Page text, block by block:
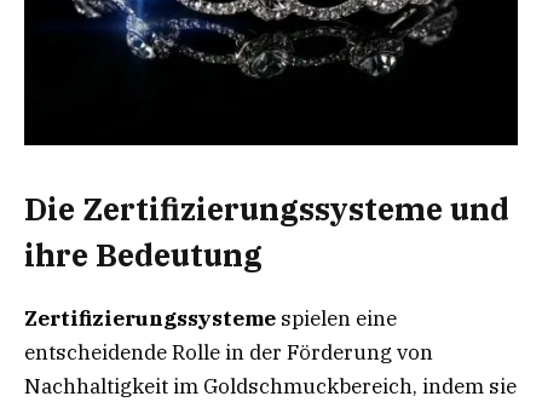
Die Zertifizierungssysteme und
ihre Bedeutung
Zertifizierungssysteme spielen eine
entscheidende Rolle in der Förderung von
Nachhaltigkeit im Goldschmuckbereich, indem sie